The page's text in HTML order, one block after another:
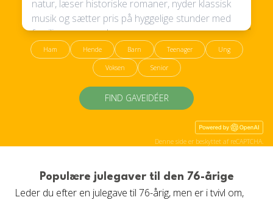
Ham Hende Barn Teenager Ung
Voksen Senior
FIND GAVEIDÉER
Denne side er beskyttet af reCAPTCHA.
Populære julegaver til den 76-årige
Leder du efter en julegave til 76-årig, men er i tvivl om,